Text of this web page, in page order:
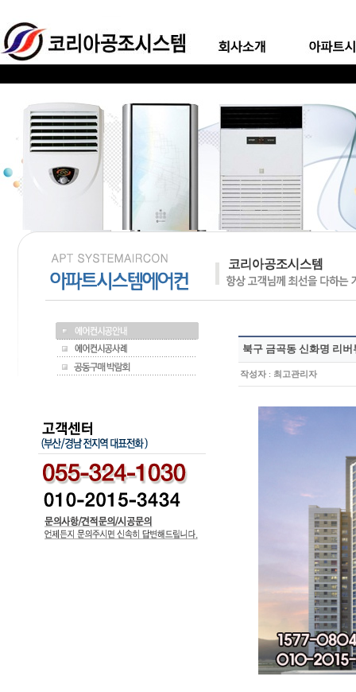
북구 금곡동 신화명 리
작성자 : 최고관리자